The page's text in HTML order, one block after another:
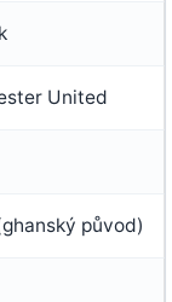
United
původ)